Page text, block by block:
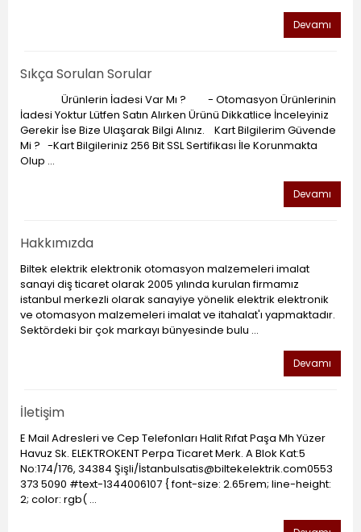
Devamı
Sıkça Sorulan Sorular
Ürünlerin İadesi Var Mı ? - Otomasyon Ürünlerinin
İadesi Yoktur Lütfen Satın Alırken Ürünü Dikkatlice İnceleyiniz
Gerekir İse Bize Ulaşarak Bilgi Alınız. Kart Bilgilerim Güvende
Mi ? -Kart Bilgileriniz 256 Bit SSL Sertifikası İle Korunmakta
Olup ...
Devamı
Hakkımızda
Biltek elektrik elektronik otomasyon malzemeleri imalat
sanayi diş ticaret olarak 2005 yılında kurulan firmamız
istanbul merkezli olarak sanayiye yönelik elektrik elektronik
ve otomasyon malzemeleri imalat ve itahalat'ı yapmaktadır.
Sektördeki bir çok markayı bünyesinde bulu ...
Devamı
İletişim
E Mail Adresleri ve Cep Telefonları Halit Rıfat Paşa Mh Yüzer
Havuz Sk. ELEKTROKENT Perpa Ticaret Merk. A Blok Kat:5
No:174/176, 34384 Şişli/İstanbulsatis@biltekelektrik.com0553
373 5090 #text-1344006107 { font-size: 2.65rem; line-height:
2; color: rgb( ...